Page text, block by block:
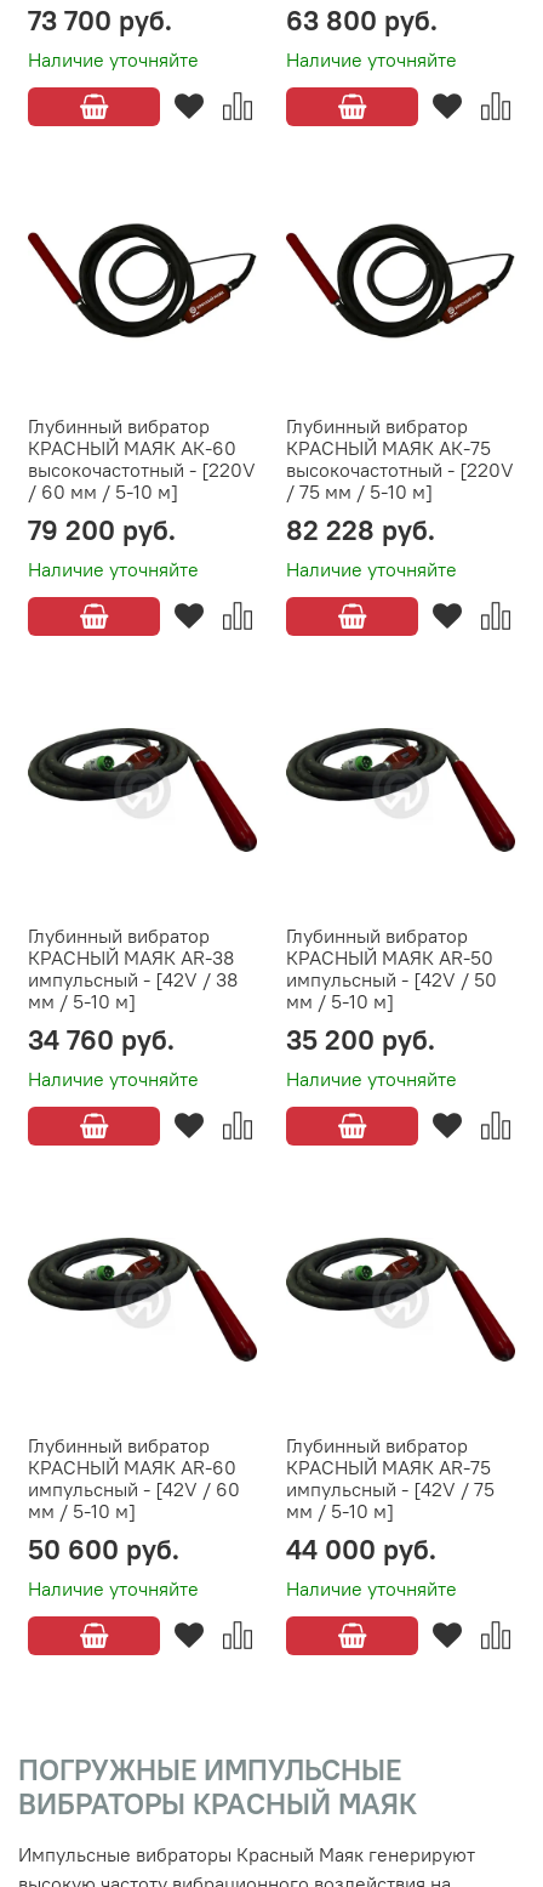
Наличие уточняйте
73 700 руб.
Наличие уточняйте
63 800 руб.
Глубинный вибратор
КРАСНЫЙ МАЯК АК-60
высокочастотный - [220V
/ 60 мм / 5-10 м]
Наличие уточняйте
79 200 руб.
Глубинный вибратор
КРАСНЫЙ МАЯК АК-75
высокочастотный - [220V
/ 75 мм / 5-10 м]
Наличие уточняйте
82 228 руб.
Глубинный вибратор
КРАСНЫЙ МАЯК AR-38
импульсный - [42V / 38
мм / 5-10 м]
Наличие уточняйте
34 760 руб.
Глубинный вибратор
КРАСНЫЙ МАЯК AR-50
импульсный - [42V / 50
мм / 5-10 м]
Наличие уточняйте
35 200 руб.
Глубинный вибратор
КРАСНЫЙ МАЯК AR-60
импульсный - [42V / 60
мм / 5-10 м]
Наличие уточняйте
50 600 руб.
Глубинный вибратор
КРАСНЫЙ МАЯК AR-75
импульсный - [42V / 75
мм / 5-10 м]
Наличие уточняйте
44 000 руб.
ПОГРУЖНЫЕ ИМПУЛЬСНЫЕ
ВИБРАТОРЫ КРАСНЫЙ МАЯК
Импульсные вибраторы Красный Маяк генерируют